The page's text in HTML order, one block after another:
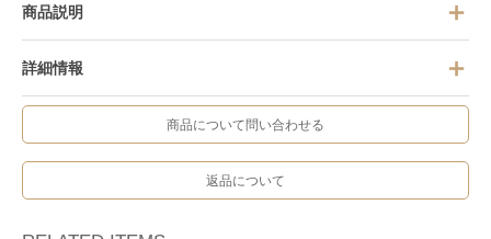
商品説明
詳細情報
商品について問い合わせる
返品について